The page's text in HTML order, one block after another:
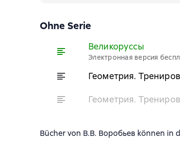
Ohne Serie
Великоруссы
Электронная версия
Геометрия.
Геометрия.
Bücher von В.В. Воробьев können in